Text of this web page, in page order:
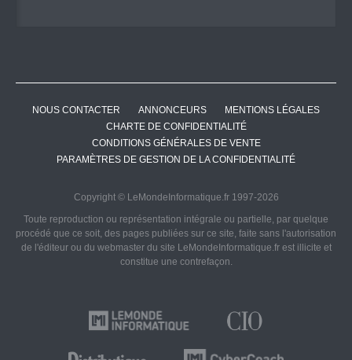
NOUS CONTACTER ANNONCEURS
MENTIONS LÉGALES
CHARTE DE CONFIDENTIALITÉ
CONDITIONS GÉNÉRALES DE VENTE
PARAMÈTRES DE GESTION DE LA CONFIDENTIALITÉ
Copyright © LeMondeInformatique.fr 1997-2026
Toute reproduction ou représentation intégrale ou partielle, par quelque
procédé que ce soit, des pages publiées sur ce site, faite sans l'autorisation
de l'éditeur ou du webmaster du site LeMondeInformatique.fr est illicite et
constitue une contrefaçon.